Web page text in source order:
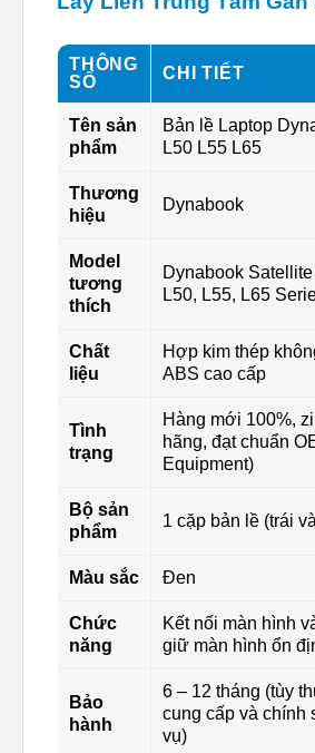
THÔNG
SỐ
CHI TIẾT
Tên sản
phẩm
Bản lề Laptop
L50 L55 L65
Thương
hiệu
Dynabook
Model
tương
thích
Dynabook
L50, L55, L65
Chất
liệu
Hợp kim thép
ABS cao cấp
Tình
trạng
Hàng mới 100%,
hãng, đạt chuẩn
Equipment)
Bộ sản
phẩm
1 cặp bản lề (trái
Màu sắc Đen
Chức
năng
Kết nối màn hình
giữ màn hình ổn
Bảo
hành
6 – 12 tháng (tùy
cung cấp và chính
vụ)